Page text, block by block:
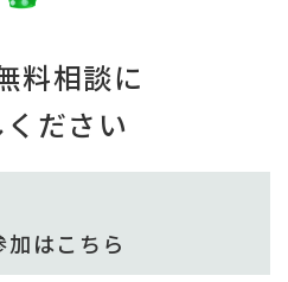
料相談に
ださい
加はこちら